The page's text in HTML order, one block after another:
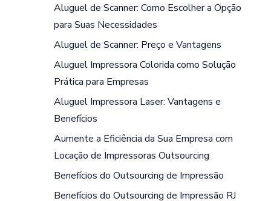
Aluguel de Scanner: Como Escolher a Opção
para Suas Necessidades
Aluguel de Scanner: Preço e Vantagens
Aluguel Impressora Colorida como Solução
Prática para Empresas
Aluguel Impressora Laser: Vantagens e
Benefícios
Aumente a Eficiência da Sua Empresa com
Locação de Impressoras Outsourcing
Benefícios do Outsourcing de Impressão
Benefícios do Outsourcing de Impressão RJ